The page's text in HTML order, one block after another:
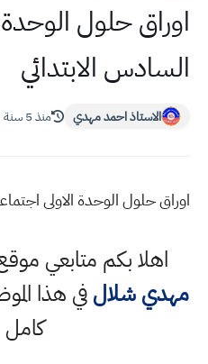
اوراق حلول
السادس الابتدائي
الاستاذ احمد مهدي منذ 5 سنة
اوراق حلول الوحدة الاولى
اهلا بكم متابعي
مهدي شلالفي هذا